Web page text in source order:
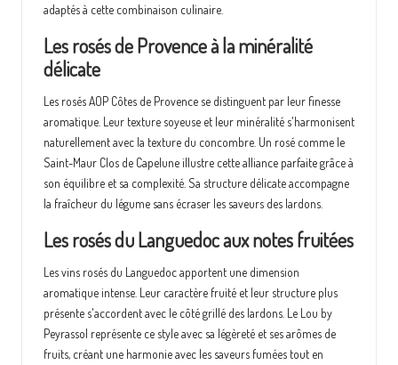
adaptés à cette combinaison culinaire.
Les rosés de Provence à la minéralité
délicate
Les rosés AOP Côtes de Provence se distinguent par leur finesse
aromatique. Leur texture soyeuse et leur minéralité s'harmonisent
naturellement avec la texture du concombre. Un rosé comme le
Saint-Maur Clos de Capelune illustre cette alliance parfaite grâce à
son équilibre et sa complexité. Sa structure délicate accompagne
la fraîcheur du légume sans écraser les saveurs des lardons.
Les rosés du Languedoc aux notes fruitées
Les vins rosés du Languedoc apportent une dimension
aromatique intense. Leur caractère fruité et leur structure plus
présente s'accordent avec le côté grillé des lardons. Le Lou by
Peyrassol représente ce style avec sa légèreté et ses arômes de
fruits, créant une harmonie avec les saveurs fumées tout en